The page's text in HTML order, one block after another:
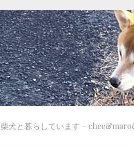
柴犬と暮らしています –